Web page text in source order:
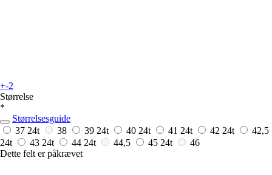
+-2
Størrelse
*
Størrelsesguide
37 24t 38 39 24t 40 24t 41 24t 42 24t
42,5
24t
43 24t 44 24t 44,5 45 24t
46
Dette felt er påkrævet